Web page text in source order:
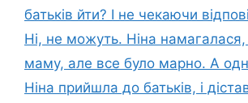
батьків йти? І не чекаючи
Ні, не можуть. Ніна намагалася,
маму, але все було марно. А
Ніна прийшла до батьків, і